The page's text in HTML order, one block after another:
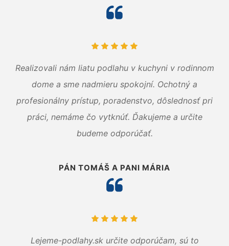
Realizovali nám liatu podlahu v kuchyni v rodinnom
dome a sme nadmieru spokojní. Ochotný a
profesionálny prístup, poradenstvo, dôslednosť pri
práci, nemáme čo vytknúť. Ďakujeme a určite
budeme odporúčať.
PÁN TOMÁŠ A PANI MÁRIA
Lejeme-podlahy.sk určite odporúčam, sú to